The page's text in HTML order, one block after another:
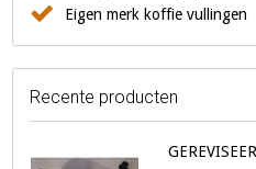
Eigen merk koffie vullingen
Recente producten